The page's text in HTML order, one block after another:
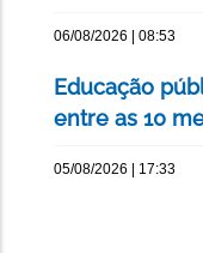
06/08/2026 | 08:53
Educação
entre as 10
05/08/2026 | 17:33